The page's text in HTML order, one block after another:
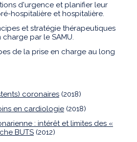
d'urgence et planifier leur
hospitalière et hospitalière.
et stratégie thérapeutiques
par le SAMU.
de la prise en charge au long
coronaires (2018)
en cardiologie (2018)
: intérêt et limites des «
BUTS (2012)